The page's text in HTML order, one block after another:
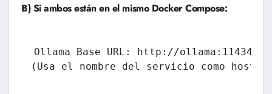
B) Si ambos están en el mismo Docker Compose:
Ollama Base URL: http://ollama:11434